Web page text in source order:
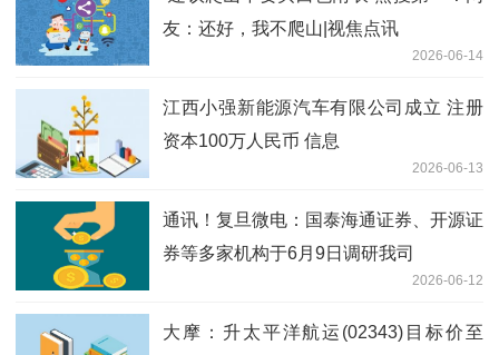
友：还好，我不爬山|视焦点讯
2026-06-14
江西小强新能源汽车有限公司成立 注册
资本100万人民币 信息
2026-06-13
通讯！复旦微电：国泰海通证券、开源证
券等多家机构于6月9日调研我司
2026-06-12
大摩：升太平洋航运(02343)目标价至